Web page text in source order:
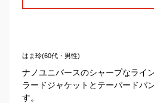
はま玲(60代・男性)
ナノユニバースのシャープなライ
ラードジャケットとテーパードパ
す。